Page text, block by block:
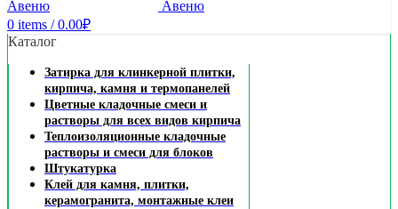
0 items / 0.00₽
Каталог
Затирка для клинкерной плитки,
кирпича, камня и термопанелей
Цветные кладочные смеси и
растворы для всех видов кирпича
Теплоизоляционные кладочные
растворы и смеси для блоков
Штукатурка
Клей для камня, плитки,
керамогранита, монтажные клеи